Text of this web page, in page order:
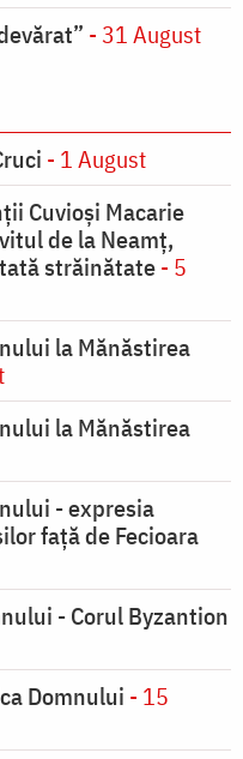
- 31 August
- 1 August
Cuvioși Macarie
de la Neamț,
străinătate- 5
la Mănăstirea
la Mănăstirea
- expresia
față de Fecioara
- Corul Byzantion
Domnului - 15